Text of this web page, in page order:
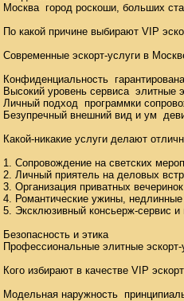
Москва  город роскоши, больших
По какой причине выбирают VIP
Современные эскорт-услуги в
Конфиденциальность
Высокий уровень сервиса  элитные
Личный подход  программки
Безупречный внешний вид и ум
Какой-никакие услуги делают
1. Сопровождение на светских
2. Личный приятель на деловых
3. Организация приватных
4. Романтические ужины,
5. Эксклюзивный консьерж-сервис
Безопасность и этика
Профессиональные элитные
Кого избирают в качестве VIP
Модельная наружность